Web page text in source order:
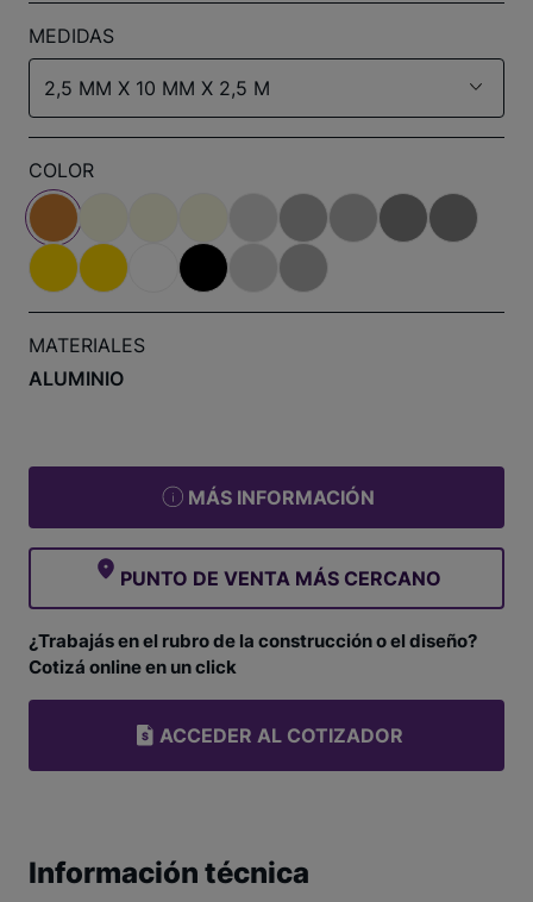
MEDIDAS
2,5 MM X 10 MM X 2,5 M
COLOR
MATERIALES
ALUMINIO
MÁS INFORMACIÓN
PUNTO DE VENTA MÁS CERCANO
¿Trabajás en el rubro de la construcción o el diseño?
Cotizá online en un click
ACCEDER AL COTIZADOR
Información técnica